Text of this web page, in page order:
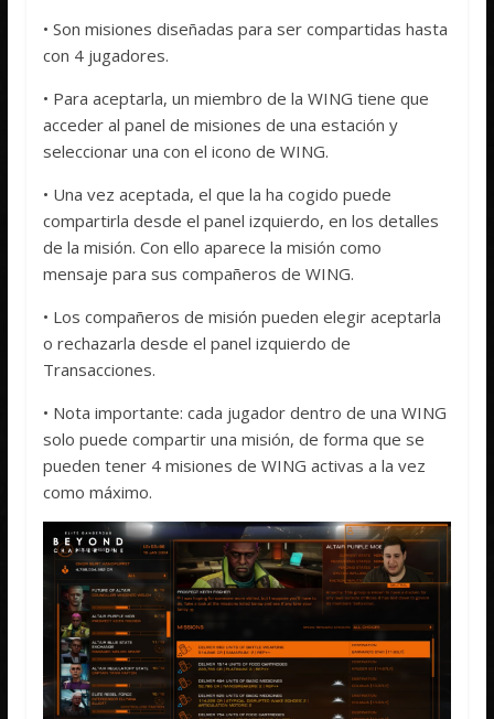
• Son misiones diseñadas para ser compartidas hasta
con 4 jugadores.
• Para aceptarla, un miembro de la WING tiene que
acceder al panel de misiones de una estación y
seleccionar una con el icono de WING.
• Una vez aceptada, el que la ha cogido puede
compartirla desde el panel izquierdo, en los detalles
de la misión. Con ello aparece la misión como
mensaje para sus compañeros de WING.
• Los compañeros de misión pueden elegir aceptarla
o rechazarla desde el panel izquierdo de
Transacciones.
• Nota importante: cada jugador dentro de una WING
solo puede compartir una misión, de forma que se
pueden tener 4 misiones de WING activas a la vez
como máximo.